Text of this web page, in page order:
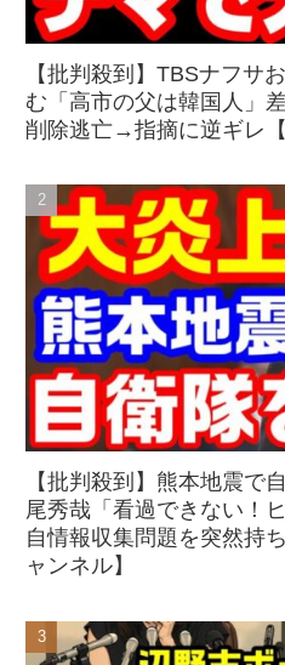
【批判殺到】TBSナフサ
む「高市の父は韓国人」
削除逃亡→指摘に逆ギレ【
【批判殺到】熊本地震
尾秀哉「看過できない！
自情報収集問題を突然持
ャンネル】